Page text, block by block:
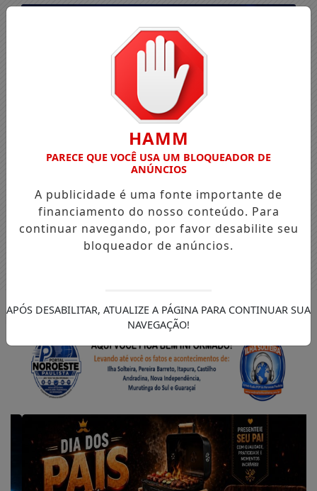
Entrar
HAMM
PARECE QUE VOCÊ USA UM BLOQUEADOR DE
ANÚNCIOS
A publicidade é uma fonte importante de
financiamento do nosso conteúdo. Para
continuar navegando, por favor desabilite seu
bloqueador de anúncios.
APÓS DESABILITAR, ATUALIZE A PÁGINA PARA CONTINUAR SUA
NAVEGAÇÃO!